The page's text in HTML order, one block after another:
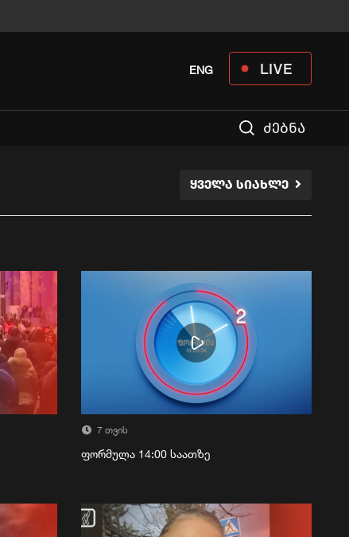
LIVE
ENG
ძებნა
ᲧᲕᲔᲚᲐ ᲡᲘᲐᲮᲚᲔ
7 თვის
ფორმულა 14:00 საათზე